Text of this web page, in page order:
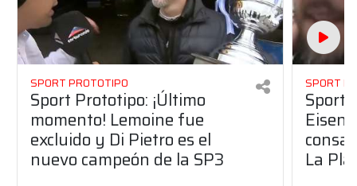
SPORT PROTOTIPO
Sport Prototipo: ¡Último
momento! Lemoine fue
excluido y Di Pietro es el
nuevo campeón de la SP3
SPORT
Sport
La